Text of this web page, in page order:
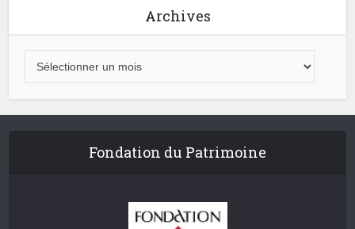
Archives
Fondation du Patrimoine